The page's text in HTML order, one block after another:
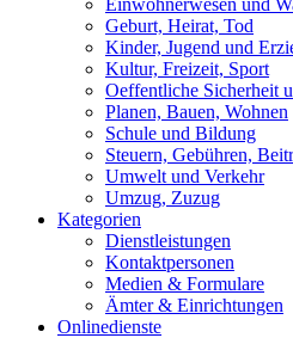
Einwohnerwesen und
Geburt, Heirat, Tod
Kinder, Jugend und
Kultur, Freizeit, Sport
Oeffentliche Sicherheit
Planen, Bauen, Wohnen
Schule und Bildung
Steuern, Gebühren,
Umwelt und Verkehr
Umzug, Zuzug
Kategorien
Dienstleistungen
Kontaktpersonen
Medien & Formulare
Ämter & Einrichtungen
Onlinedienste